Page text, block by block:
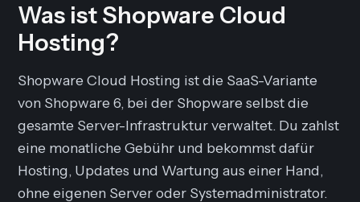
Was ist Shopware Cloud
Hosting?
Shopware Cloud Hosting ist die SaaS-Variante
von Shopware 6, bei der Shopware selbst die
gesamte Server-Infrastruktur verwaltet. Du zahlst
eine monatliche Gebühr und bekommst dafür
Hosting, Updates und Wartung aus einer Hand,
ohne eigenen Server oder Systemadministrator.